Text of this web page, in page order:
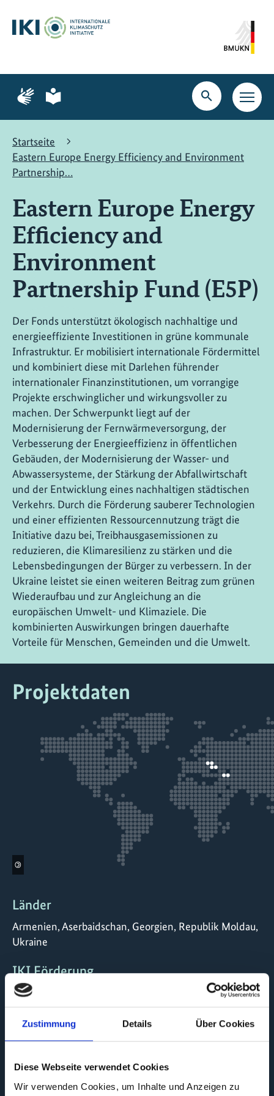
Zustimmung Details Über Cookies
Diese Webseite verwendet Cookies
Wir verwenden Cookies, um Inhalte und Anzeigen zu
Hauptinhalt
springen
Suche
springen
Hauptnavigation
springen
Zur
Seite
Gebärdensprache
Zur
Seite
leichte
Suche
öffnen
Startseite
Eastern Europe Energy Efficiency and Environment
Partnership…
Eastern Europe Energy
Efficiency and
Environment
Partnership Fund (E5P)
Der Fonds unterstützt ökologisch nachhaltige und
energieeffiziente Investitionen in grüne kommunale
Infrastruktur. Er mobilisiert internationale Fördermittel
und kombiniert diese mit Darlehen führender
internationaler Finanzinstitutionen, um vorrangige
Projekte erschwinglicher und wirkungsvoller zu
machen. Der Schwerpunkt liegt auf der
Modernisierung der Fernwärmeversorgung, der
Verbesserung der Energieeffizienz in öffentlichen
Gebäuden, der Modernisierung der Wasser- und
Abwassersysteme, der Stärkung der Abfallwirtschaft
und der Entwicklung eines nachhaltigen städtischen
Verkehrs. Durch die Förderung sauberer Technologien
und einer effizienten Ressourcennutzung trägt die
Initiative dazu bei, Treibhausgasemissionen zu
reduzieren, die Klimaresilienz zu stärken und die
Lebensbedingungen der Bürger zu verbessern. In der
Ukraine leistet sie einen weiteren Beitrag zum grünen
Wiederaufbau und zur Angleichung an die
europäischen Umwelt- und Klimaziele. Die
kombinierten Auswirkungen bringen dauerhafte
Vorteile für Menschen, Gemeinden und die Umwelt.
Projektdaten
©
Länder
Armenien, Aserbaidschan, Georgien, Republik Moldau,
Ukraine
IKI Förderung
60.000.000,00 €
Laufzeit
12/2014 bis 12/2029
Status